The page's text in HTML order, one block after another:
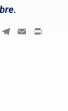
.
WhatsApp
Telegram
Email